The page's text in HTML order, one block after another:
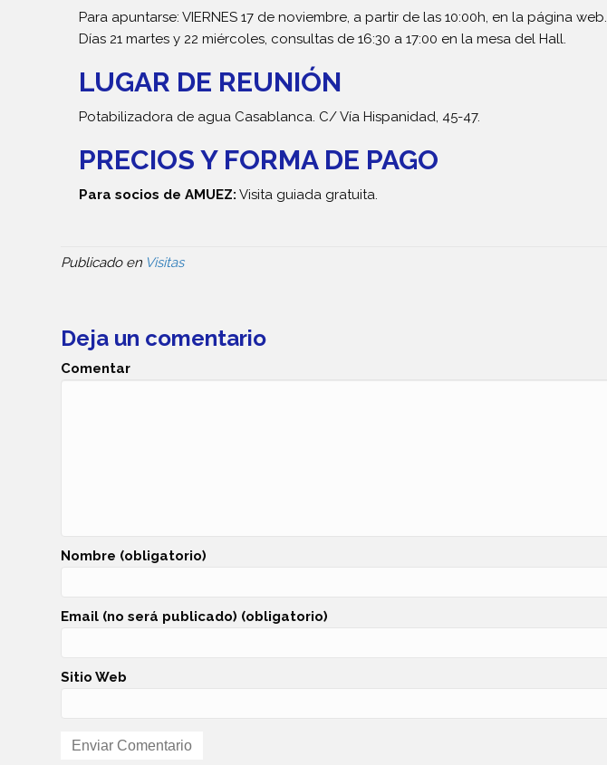
Para apuntarse: VIERNES 17 de noviembre, a partir de las 10:00h, en la página web.
Días 21 martes y 22 miércoles, consultas de 16:30 a 17:00 en la mesa del Hall.
LUGAR DE REUNIÓN
Potabilizadora de agua Casablanca. C/ Vía Hispanidad, 45-47.
PRECIOS Y FORMA DE PAGO
Para socios de AMUEZ: Visita guiada gratuita.
Publicado en Visitas
Deja un comentario
Comentar
Nombre (obligatorio)
Email (no será publicado) (obligatorio)
Sitio Web